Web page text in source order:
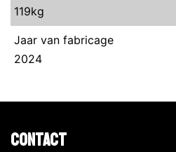
119kg
Jaar van fabricage
2024
Contact